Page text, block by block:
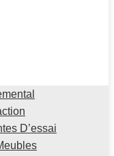
D’essai